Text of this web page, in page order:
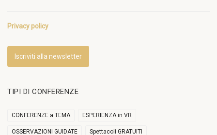
Privacy policy
Iscriviti alla newsletter
TIPI DI CONFERENZE
CONFERENZE a TEMA ESPERIENZA in VR
OSSERVAZIONI GUIDATE Spettacoli GRATUITI